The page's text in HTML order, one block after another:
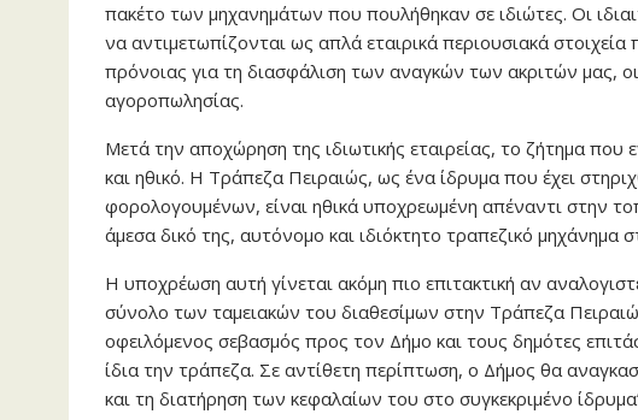
πακέτο των μηχανημάτων που πουλήθηκαν σε ιδιώτες. Οι
να αντιμετωπίζονται ως απλά εταιρικά περιουσιακά
πρόνοιας για τη διασφάλιση των αναγκών των ακριτών μας,
αγοροπωλησίας.
Μετά την αποχώρηση της ιδιωτικής εταιρείας, το ζήτημα που
και ηθικό. Η Τράπεζα Πειραιώς, ως ένα ίδρυμα που έχει
φορολογουμένων, είναι ηθικά υποχρεωμένη απέναντι στην
άμεσα δικό της, αυτόνομο και ιδιόκτητο τραπεζικό μηχάνημα
Η υποχρέωση αυτή γίνεται ακόμη πιο επιτακτική αν
σύνολο των ταμειακών του διαθεσίμων στην Τράπεζα
οφειλόμενος σεβασμός προς τον Δήμο και τους δημότες
ίδια την τράπεζα. Σε αντίθετη περίπτωση, ο Δήμος θα
και τη διατήρηση των κεφαλαίων του στο συγκεκριμένο